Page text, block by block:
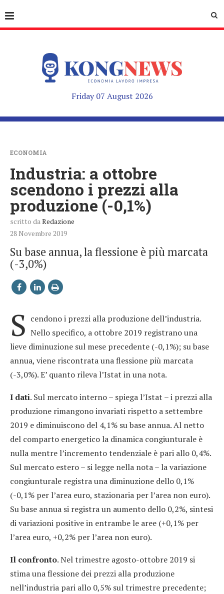
Friday 07 August 2026
ECONOMIA
Industria: a ottobre
scendono i prezzi alla
produzione (-0,1%)
scritto da Redazione
28 Novembre 2019
Su base annua, la flessione è più marcata
(-3,0%)
S cendono i prezzi alla produzione dell’industria.
Nello specifico, a ottobre 2019 registrano una
lieve diminuzione sul mese precedente (-0,1%); su base
annua, viene riscontrata una flessione più marcata
(-3,0%). E’ quanto rileva l’Istat in una nota.
I dati. Sul mercato interno – spiega l’Istat – i prezzi alla
produzione rimangono invariati rispetto a settembre
2019 e diminuiscono del 4,1% su base annua. Al netto
del comparto energetico la dinamica congiunturale è
nulla mentre l’incremento tendenziale è pari allo 0,4%.
Sul mercato estero – si legge nella nota – la variazione
congiunturale registra una diminuzione dello 0,1%
(-0,1% per l’area euro, stazionaria per l’area non euro).
Su base annua si registra un aumento dello 0,2%, sintesi
di variazioni positive in entrambe le aree (+0,1% per
l’area euro, +0,2% per l’area non euro).
Il confronto. Nel trimestre agosto-ottobre 2019 si
stima una flessione dei prezzi alla produzione
nell’industria pari allo 0,5% sul trimestre precedente;